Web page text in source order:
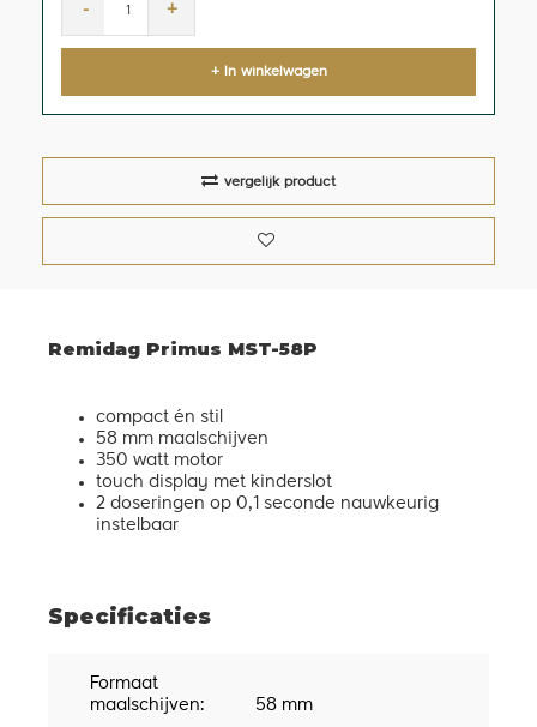
- +
+ In winkelwagen
vergelijk product
Remidag Primus MST-58P
compact én stil
58 mm maalschijven
350 watt motor
touch display met kinderslot
2 doseringen op 0,1 seconde nauwkeurig
instelbaar
Specificaties
Formaat
maalschijven:
58 mm